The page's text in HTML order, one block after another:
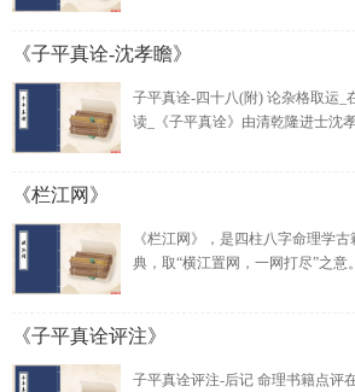
《子平真诠-沈孝瞻》
子平真诠-四十八(附) 论杂格取运_
读_《子平真诠》由清乾隆进士沈
《栏江网》
《栏江网》，是四柱八字命理学古
典，取“横江置网，一网打尽”之意
《子平真诠评注》
子平真诠评注-后记 命理书籍点评